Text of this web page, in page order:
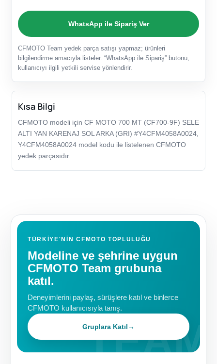
WhatsApp ile Sipariş Ver
CFMOTO Team yedek parça satışı yapmaz; ürünleri
bilgilendirme amacıyla listeler. “WhatsApp ile Sipariş” butonu,
kullanıcıyı ilgili yetkili servise yönlendirir.
Kısa Bilgi
CFMOTO modeli için CF MOTO 700 MT (CF700-9F) SELE
ALTI YAN KARENAJ SOL ARKA (GRI) #Y4CFM4058A0024,
Y4CFM4058A0024 model kodu ile listelenen CFMOTO
yedek parçasıdır.
TÜRKIYE'NIN CFMOTO TOPLULUĞU
Modeline ve şehrine uygun
CFMOTO Team grubuna
katıl.
Deneyimlerini paylaş, sürüşlere katıl ve binlerce
CFMOTO kullanıcısıyla tanış.
Gruplara Katıl→